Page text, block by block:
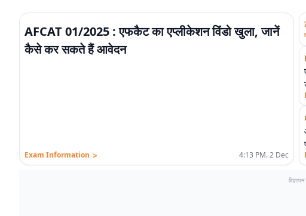
AFCAT 01/2025 : एफकैट का एप्लीकेशन विंडो खुला, जानें
कैसे कर सकते हैं आवेदन
Exam Information > 4:13 PM. 2 Dec
विज्ञापन